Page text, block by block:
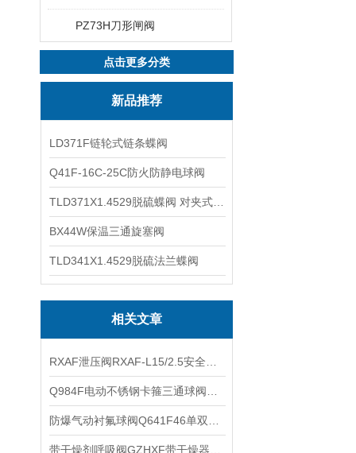
PZ73H刀形闸阀
点击更多分类
新品推荐
LD371F链轮式链条蝶阀
Q41F-16C-25C防火防静电球阀
BX44W保温三通旋塞阀
TLD341X1.4529脱硫法兰蝶阀
相关文章